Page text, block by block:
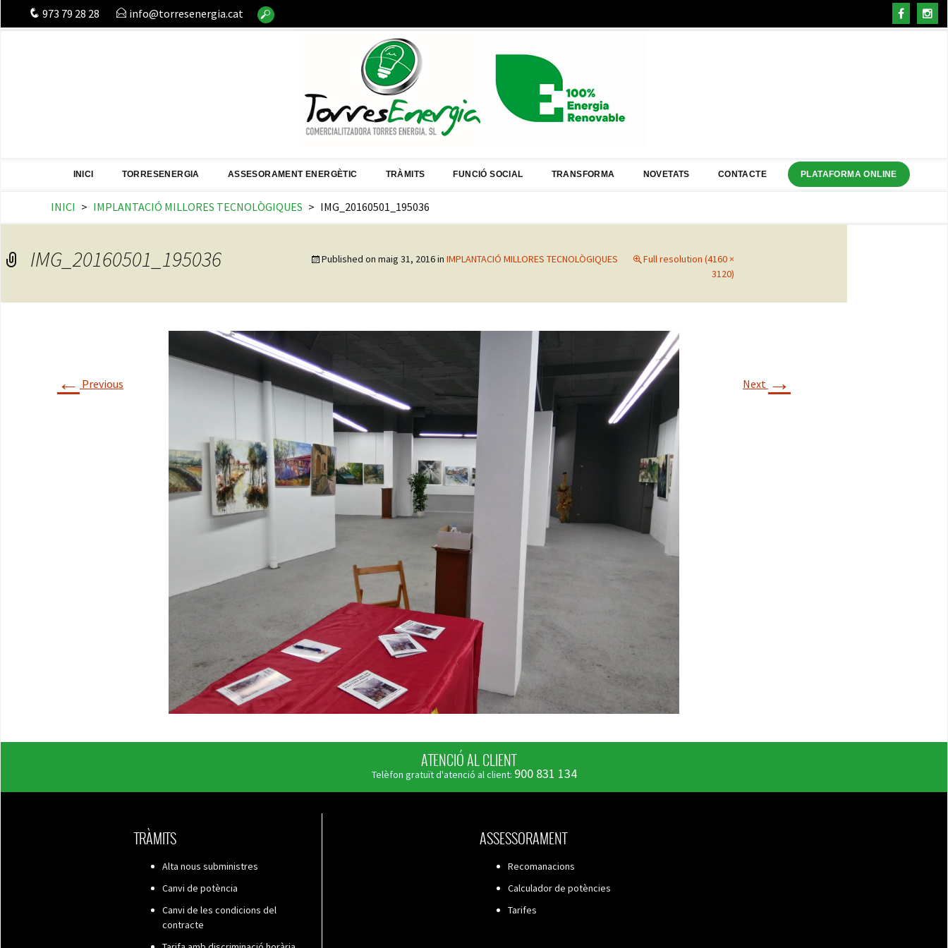
Buscar:
973 79 28 28 info@torresenergia.cat
INICI TORRESENERGIA ASSESORAMENT ENERGÈTIC TRÀMITS FUNCIÓ SOCIAL TRANSFORMA NOVETATS CONTACTE PLATAFORMA ONLINE
INICI > IMPLANTACIÓ MILLORES TECNOLÒGIQUES > IMG_20160501_195036
IMG_20160501_195036 Published on maig 31, 2016in IMPLANTACIÓ MILLORES TECNOLÒGIQUES
Full resolution (4160 ×
3120)
← Previous Next →
ATENCIÓ AL CLIENT
Telèfon gratuït d'atenció al client: 900 831 134
TRÀMITS
Alta nous subministres
Canvi de potència
Canvi de les condicions del
contracte
ASSESSORAMENT
Recomanacions
Calculador de potències
Tarifes